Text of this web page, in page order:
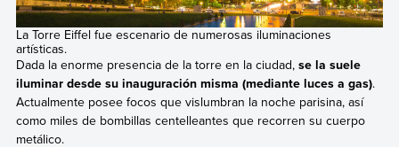
La Torre Eiffel fue escenario de numerosas iluminaciones
artísticas.
Dada la enorme presencia de la torre en la ciudad, se la suele
iluminar desde su inauguración misma (mediante luces a gas).
Actualmente posee focos que vislumbran la noche parisina, así
como miles de bombillas centelleantes que recorren su cuerpo
metálico.